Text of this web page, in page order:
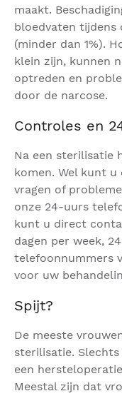
maakt.
bloedvaten tijdens
(minder dan 1%).
klein zijn, kunnen
optreden en
door de narcose.
Controles en
Na een sterilisatie
komen. Wel kunt
vragen of
onze 24-uurs
kunt u direct
dagen per week,
telefoonnummers
voor uw
Spijt?
De meeste
sterilisatie.
een
Meestal zijn dat